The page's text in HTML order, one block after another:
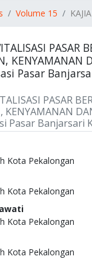
Volume 15
PASAR
KENYAMANAN
Pasar
PASAR
KENYAMANAN
Pasar Banjarsari
Kota Pekalongan
Kota Pekalongan
Kota Pekalongan
Kota Pekalongan